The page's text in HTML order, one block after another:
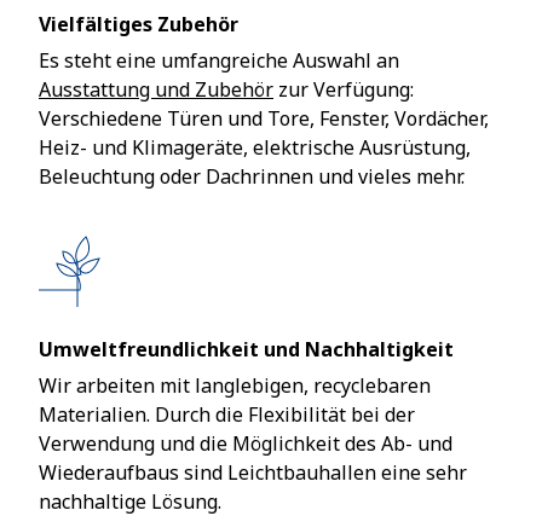
Vielfältiges Zubehör
Es steht eine umfangreiche Auswahl an
Ausstattung und Zubehör zur Verfügung:
Verschiedene Türen und Tore, Fenster, Vordächer,
Heiz- und Klimageräte, elektrische Ausrüstung,
Beleuchtung oder Dachrinnen und vieles mehr.
Umweltfreundlichkeit und Nachhaltigkeit
Wir arbeiten mit langlebigen, recyclebaren
Materialien. Durch die Flexibilität bei der
Verwendung und die Möglichkeit des Ab- und
Wiederaufbaus sind Leichtbauhallen eine sehr
nachhaltige Lösung.